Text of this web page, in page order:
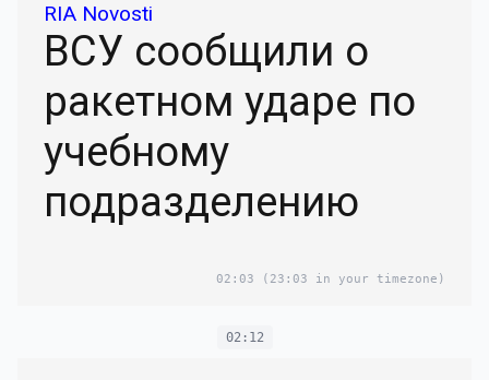
RIA Novosti
ВСУ сообщили о
ракетном ударе по
учебному
подразделению
02:03 (23:03 in your timezone)
02:12